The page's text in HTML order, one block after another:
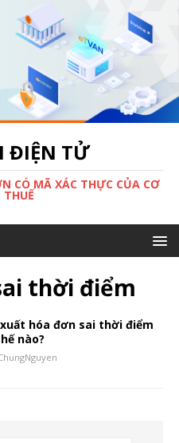
ĐIỆN TỬ
CÓ MÃ XÁC THỰC CỦA CƠ
THUẾ
thời điểm
hóa đơn sai thời điểm
nào?